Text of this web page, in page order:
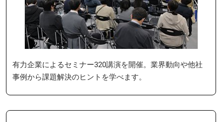
有力企業によるセミナー320講演を開催。業界動向や他社
事例から課題解決のヒントを学べます。